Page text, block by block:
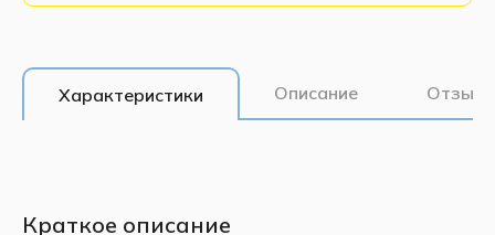
Характеристики Описание
Краткое описание